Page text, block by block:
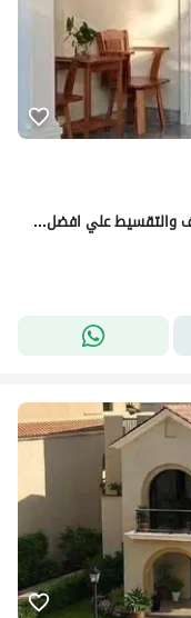
باقل سعر فيلا برايفت جاردن وروف 204 م 5 غرف والتقسيط علي افضل فتره سداد في كمبوند سور في سور مع مدينتي